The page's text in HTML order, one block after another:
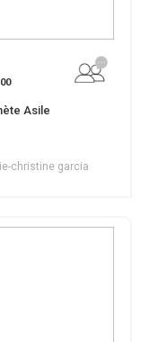
Asile
christine garcia